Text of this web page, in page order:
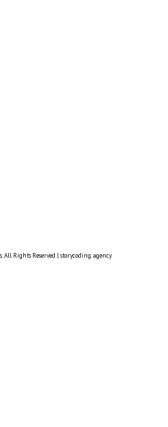
. All Rights Reserved | storycoding.agency